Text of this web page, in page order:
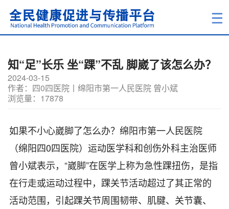
知“足”长乐 坐“踝”不乱 脚崴了该怎么办？
2024-03-15
作者：四0四医院丨绵阳市第一人民医院 曾小斌
浏览量：17878
如果不小心崴脚了怎么办？绵阳市第一人民医院
（绵阳四0四医院）运动医学科和创伤外科主治医师
曾小斌表示，“崴脚”在医学上称为急性踝扭伤，是指
在行走或运动过程中，踝关节活动超过了其正常的
活动范围，引起踝关节周围韧带、肌腱、关节囊、